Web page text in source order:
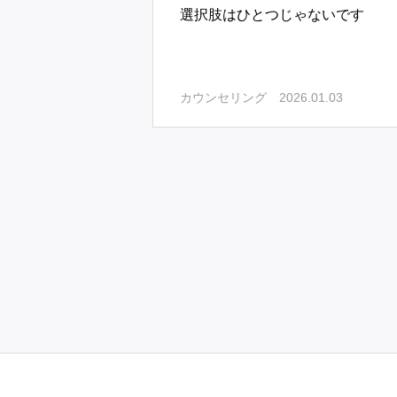
選択肢はひとつじゃないです
カウンセリング 2026.01.03